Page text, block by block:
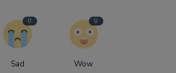
0
Sad
0
Wow